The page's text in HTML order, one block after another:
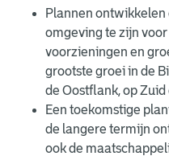
Plannen
omgeving te zijn
voorzieningen en
grootste groei in de
de Oostflank, op Zuid
Een toekomstige
de langere termijn
ook de